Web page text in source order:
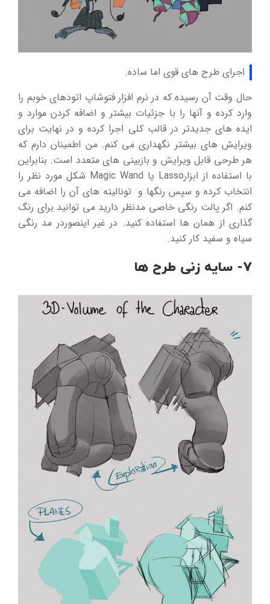
اجرای طرح های قوی اما ساده.
حال وقت آن رسیده که در نرم افزار فتوشاپ اتودهای خوبم را
وارد کرده و آنها را با جزئیات بیشتر و اضافه کردن موارد و
ایده های جدیدتر در قالب کلی اجرا کرده و در نهایت برای
ویرایش های بیشتر نگهداری می کنم. من اطمینان دارم که
هر طرحی قابل ویرایش و بازبینی های متعدد است. بنابراین
با استفاده از ابزارLasso یا Magic Wand شکل مورد نظر را
انتخاب کرده و سپس رنگها و تونالیته های آن را اضافه می
کنم. اگر پالت رنگی خاصی مدنظر دارید می توانید برای رنگ
گذاری از همان ها استفاده کنید. در غير اينصوردر مد رنگی
سیاه و سفید کار کنید.
7- سایه زنی طرح ها